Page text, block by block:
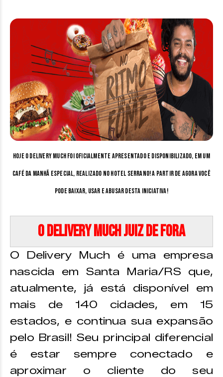
Hoje o Delivery Much foi oficialmente apresentado e disponibilizado, em um
café da manhã especial, realizado no Hotel Serrano! A partir de agora você
pode baixar, usar e abusar desta iniciativa!
O Delivery Much Juiz de Fora
O Delivery Much é uma empresa
nascida em Santa Maria/RS que,
atualmente, já está disponível em
mais de 140 cidades, em 15
estados, e continua sua expansão
pelo Brasil! Seu principal diferencial
é estar sempre conectado e
aproximar o cliente do seu